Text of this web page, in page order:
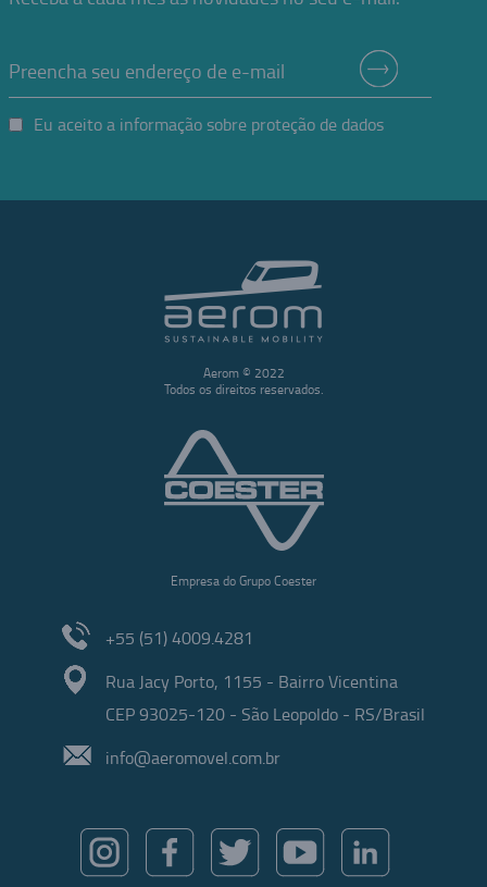
Eu aceito a informação sobre proteção de dados
Aerom © 2022
Todos os direitos reservados.
Empresa do Grupo Coester
+55 (51) 4009.4281
Rua Jacy Porto, 1155 - Bairro Vicentina
CEP 93025-120 - São Leopoldo - RS/Brasil
info@aeromovel.com.br